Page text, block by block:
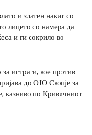
и златен накит со
лицето со намера да
и ги сокрило во
истраги, кое против
до ОЈО Скопје за
казниво по Кривичниот